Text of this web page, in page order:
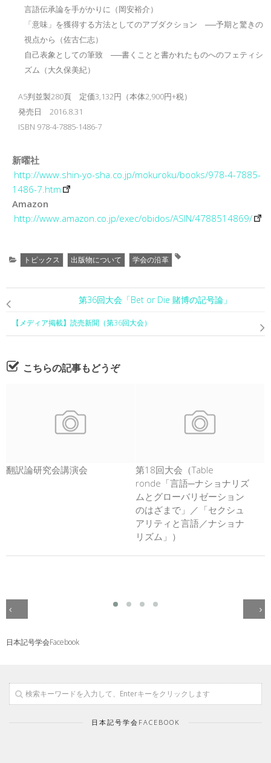
言語伝承論を手がかりに（岡安裕介）
「意味」を獲得する方法としてのアブダクション ──予期と驚きの
視点から（佐古仁志）
自己表象としての筆致 ──書くことと書かれたものへのフェティシ
ズム（大久保美紀）
A5判並製280頁 定価3,132円（本体2,900円+税）
発売日 2016.8.31
ISBN 978-4-7885-1486-7
新曜社
http://www.shin-yo-sha.co.jp/mokuroku/books/978-4-7885-
1486-7.htm
Amazon
http://www.amazon.co.jp/exec/obidos/ASIN/4788514869/
トピックス 出版物について 学会の沿革
第36回大会「Bet or Die 賭博の記号論」
【メディア掲載】読売新聞（第36回大会）
こちらの記事もどうぞ
翻訳論研究会講演会
第18回大会（Table
ronde「言語─ナショナリズ
ムとグローバリゼーション
のはざまで」／「セクシュ
アリティと言語／ナショナ
リズム」）
日本記号学会Facebook
日本記号学会FACEBOOK